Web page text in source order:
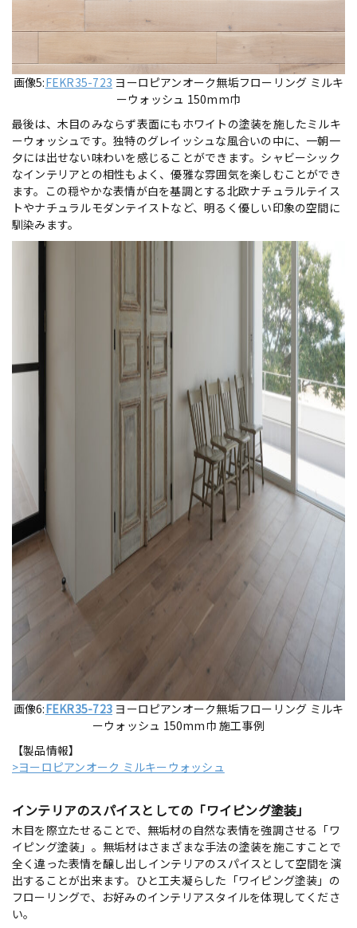
画像5:FEKR35-723 ヨーロピアンオーク無垢フローリング ミルキ
ーウォッシュ 150mm巾
最後は、木目のみならず表面にもホワイトの塗装を施したミルキ
ーウォッシュです。独特のグレイッシュな風合いの中に、一朝一
夕には出せない味わいを感じることができます。シャビーシック
なインテリアとの相性もよく、優雅な雰囲気を楽しむことができ
ます。この穏やかな表情が白を基調とする北欧ナチュラルテイス
トやナチュラルモダンテイストなど、明るく優しい印象の空間に
馴染みます。
画像6:FEKR35-723 ヨーロピアンオーク無垢フローリング ミルキ
ーウォッシュ 150mm巾 施工事例
【製品情報】
>ヨーロピアンオーク ミルキーウォッシュ
インテリアのスパイスとしての「ワイピング塗装」
木目を際立たせることで、無垢材の自然な表情を強調させる「ワ
イピング塗装」。無垢材はさまざまな手法の塗装を施こすことで
全く違った表情を醸し出しインテリアのスパイスとして空間を演
出することが出来ます。ひと工夫凝らした「ワイピング塗装」の
フローリングで、お好みのインテリアスタイルを体現してくださ
い。